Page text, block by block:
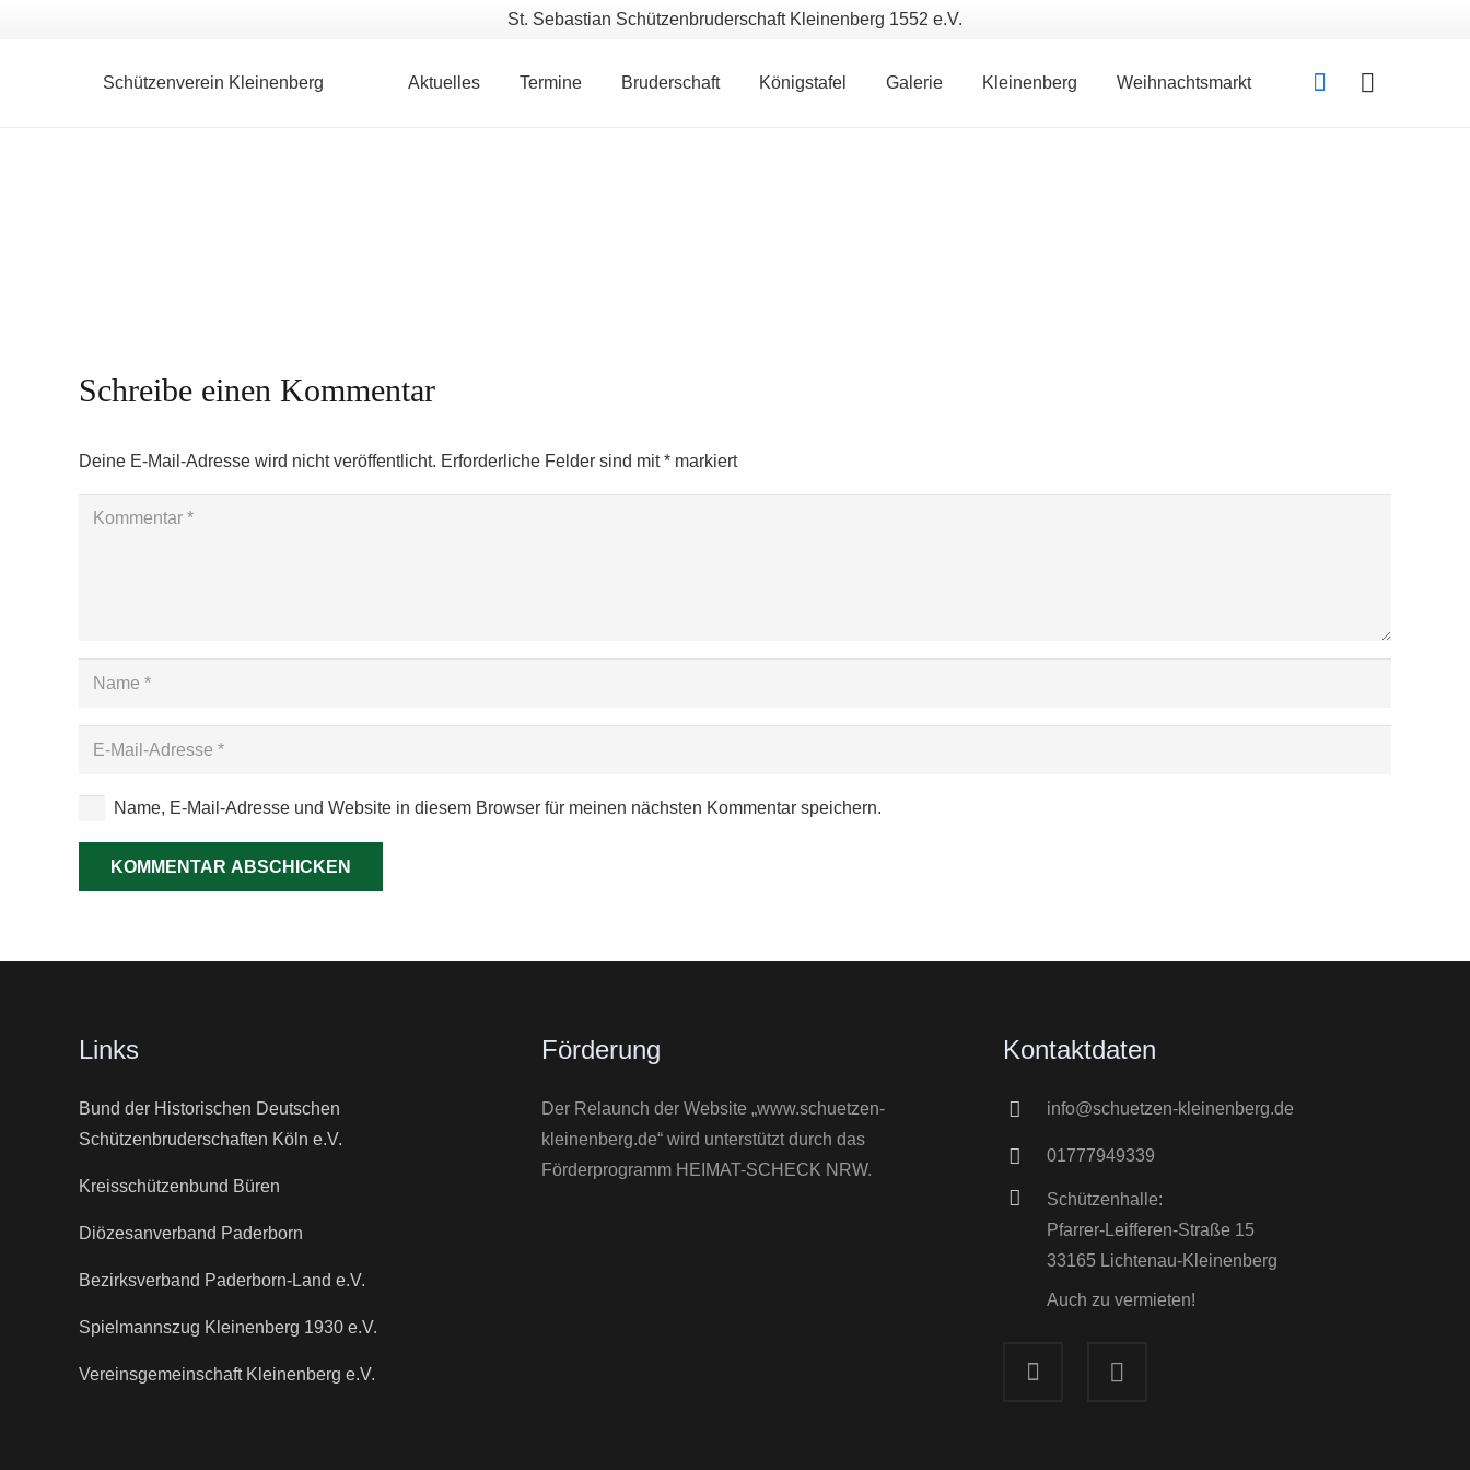
St. Sebastian Schützenbruderschaft Kleinenberg 1552 e.V.
Schützenverein Kleinenberg Aktuelles Termine Bruderschaft Königstafel Galerie Kleinenberg Weihnachtsmarkt
Schreibe einen Kommentar
Deine E-Mail-Adresse wird nicht veröffentlicht. Erforderliche Felder sind mit* markiert
Name, E-Mail-Adresse und Website in diesem Browser für meinen nächsten Kommentar speichern.
KOMMENTAR ABSCHICKEN
Links
Bund der Historischen Deutschen
Schützenbruderschaften Köln e.V.
Kreisschützenbund Büren
Diözesanverband Paderborn
Bezirksverband Paderborn-Land e.V.
Spielmannszug Kleinenberg 1930 e.V.
Vereinsgemeinschaft Kleinenberg e.V.
Förderung
Der Relaunch der Website „www.schuetzen-
kleinenberg.de“ wird unterstützt durch das
Förderprogramm HEIMAT-SCHECK NRW.
Kontaktdaten
info@schuetzen-kleinenberg.de
01777949339
Schützenhalle:
Pfarrer-Leifferen-Straße 15
33165 Lichtenau-Kleinenberg
Auch zu vermieten!